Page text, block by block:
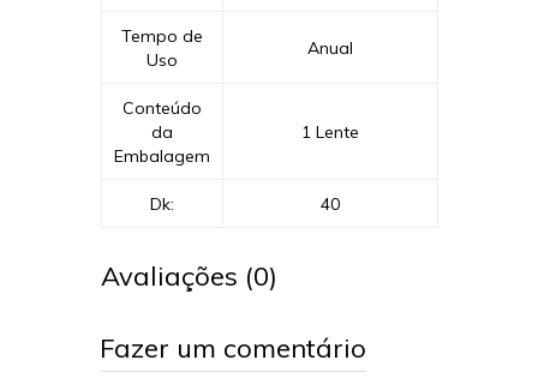
Tempo de
Uso
Anual
Conteúdo
da
Embalagem
1 Lente
Dk: 40
Avaliações (0)
Fazer um comentário